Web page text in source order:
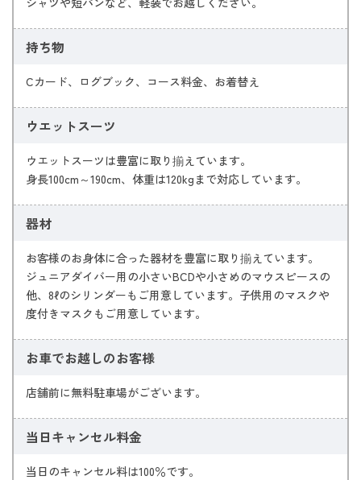
持ち物
Cカード、ログブック、コース料金、お着替え
ウエットスーツ
ウエットスーツは豊富に取り揃えています。
身長100cm～190cm、体重は120kgまで対応しています。
器材
お客様のお身体に合った器材を豊富に取り揃えています。
ジュニアダイバー用の小さいBCDや小さめのマウスピースの
他、8ℓのシリンダーもご用意しています。子供用のマスクや
度付きマスクもご用意しています。
お車でお越しのお客様
店舗前に無料駐車場がございます。
当日キャンセル料金
当日のキャンセル料は100％です。